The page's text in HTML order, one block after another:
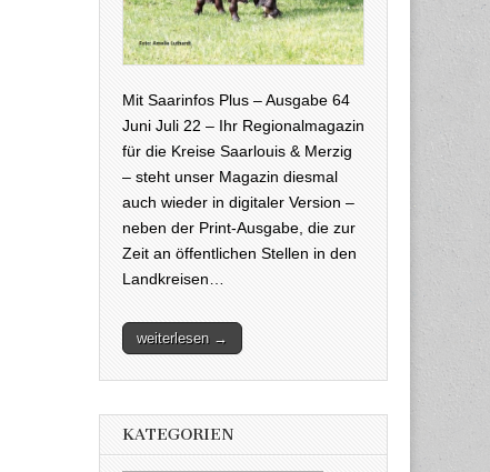
Mit Saarinfos Plus – Ausgabe 64
Juni Juli 22 – Ihr Regionalmagazin
für die Kreise Saarlouis & Merzig
– steht unser Magazin diesmal
auch wieder in digitaler Version –
neben der Print-Ausgabe, die zur
Zeit an öffentlichen Stellen in den
Landkreisen…
weiterlesen →
KATEGORIEN